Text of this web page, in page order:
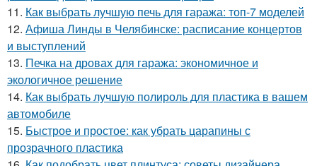
11. Как выбрать лучшую печь для гаража: топ-7 моделей
12. Афиша Линды в Челябинске: расписание концертов
и выступлений
13. Печка на дровах для гаража: экономичное и
экологичное решение
14. Как выбрать лучшую полироль для пластика в вашем
автомобиле
15. Быстрое и простое: как убрать царапины с
прозрачного пластика